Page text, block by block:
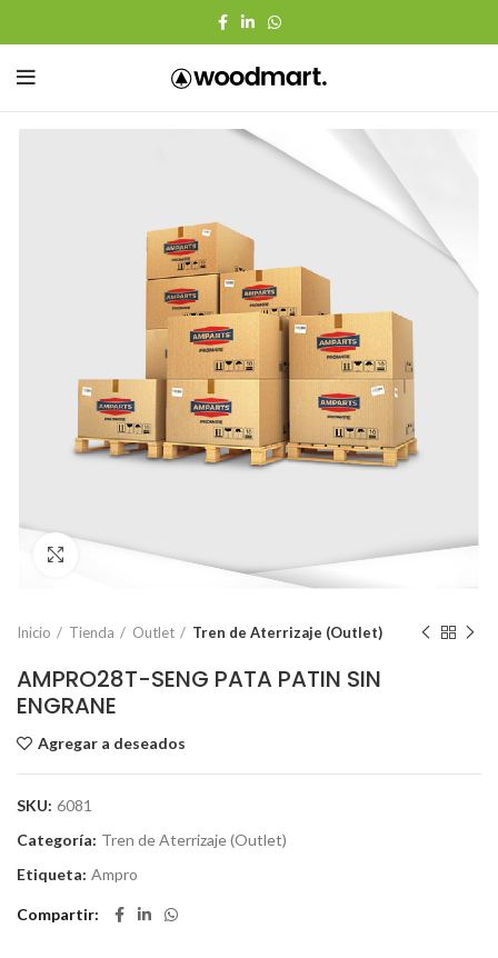
Click to enlarge
Inicio Tienda Outlet Tren de Aterrizaje (Outlet)
AMPRO28T-SENG PATA PATIN SIN
ENGRANE
Agregar a deseados
SKU: 6081
Categoría: Tren de Aterrizaje (Outlet)
Etiqueta: Ampro
Compartir